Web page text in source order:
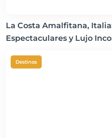
La Costa Amalfitana,
Espectaculares y Lujo
Destinos